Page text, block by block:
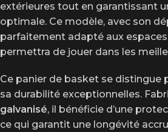
extérieures tout en garantissant
optimale. Ce modèle, avec son
parfaitement adapté aux
permettra de jouer dans les
Ce panier de basket se distingue
sa durabilité exceptionnelles.
galvanisé, il bénéficie d’une
ce qui garantit une longévité